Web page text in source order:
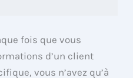
fois que vous
d’un client
vous n’avez qu’à